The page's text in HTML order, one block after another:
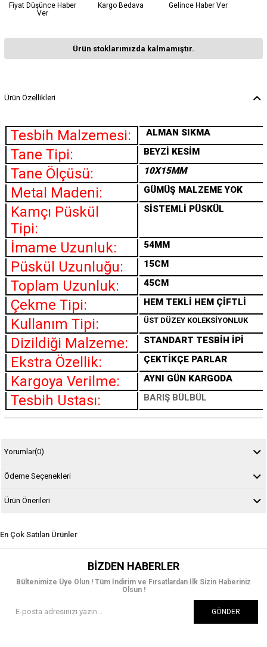
Fiyat Düşünce Haber
Ver
Kargo Bedava Gelince Haber Ver
Ürün stoklarımızda kalmamıştır.
Ürün Özellikleri
Tesbih Malzemesi: ALMAN SIKMA
Tane Tipi: BEYZİ KESİM
Tane Ölçüsü: 10X15MM
Metal Madeni: GÜMÜŞ MALZEME YOK
Kamçı Püskül
Tipi:
SİSTEMLİ PÜSKÜL
İmame Uzunluk: 54MM
Püskül Uzunluğu: 15CM
Toplam Uzunluk: 45CM
Çekme Tipi: HEM TEKLİ HEM ÇİFTLİ
Kullanım Tipi: ÜST DÜZEY KOLEKSİYONLUK
Dizildiği Malzeme: STANDART TESBİH İPİ
Ekstra Özellik: ÇEKTİKÇE PARLAR
Kargoya Verilme: AYNI GÜN KARGODA
Tesbih Ustası: BARIŞ BÜLBÜL
Yorumlar(0)
Ödeme Seçenekleri
Ürün Önerileri
En Çok Satılan Ürünler
BIZDEN HABERLER
Bültenimize Üye Olun ! Tüm İndirim ve Fırsatlardan İlk Sizin Haberiniz
Olsun !
GÖNDER